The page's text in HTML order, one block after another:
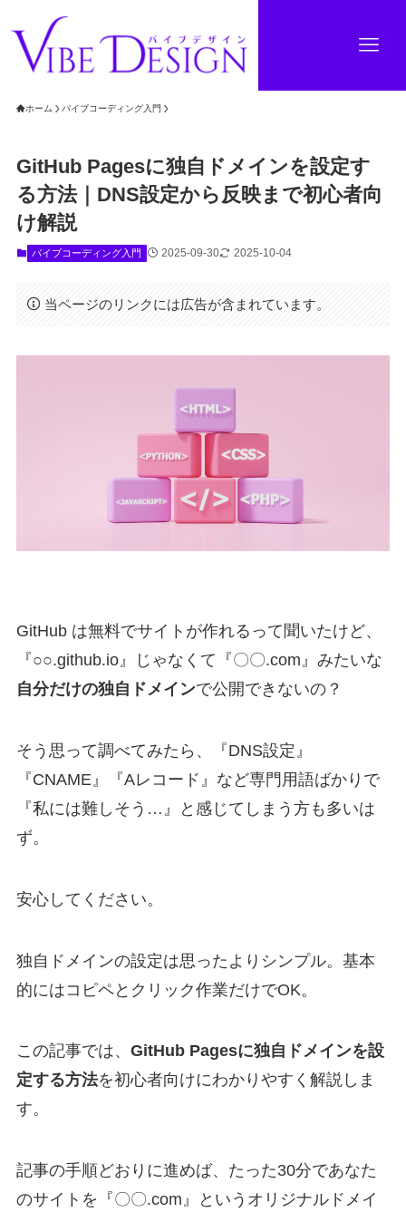
ホーム バイブコーディング入門
GitHub Pagesに独自ドメインを設定す
る方法｜DNS設定から反映まで初心者向
け解説
バイブコーディング入門 2025-09-30 2025-10-04
当ページのリンクには広告が含まれています。
GitHub は無料でサイトが作れるって聞いたけど、
『○○.github.io』じゃなくて『〇〇.com』みたいな
自分だけの独自ドメインで公開できないの？
そう思って調べてみたら、『DNS設定』
『CNAME』『Aレコード』など専門用語ばかりで
『私には難しそう…』と感じてしまう方も多いは
ず。
安心してください。
独自ドメインの設定は思ったよりシンプル。基本
的にはコピペとクリック作業だけでOK。
この記事では、 GitHub Pagesに独自ドメインを設
定する方法を初心者向けにわかりやすく解説しま
す。
記事の手順どおりに進めば、たった30分であなた
のサイトを『〇〇.com』というオリジナルドメイ